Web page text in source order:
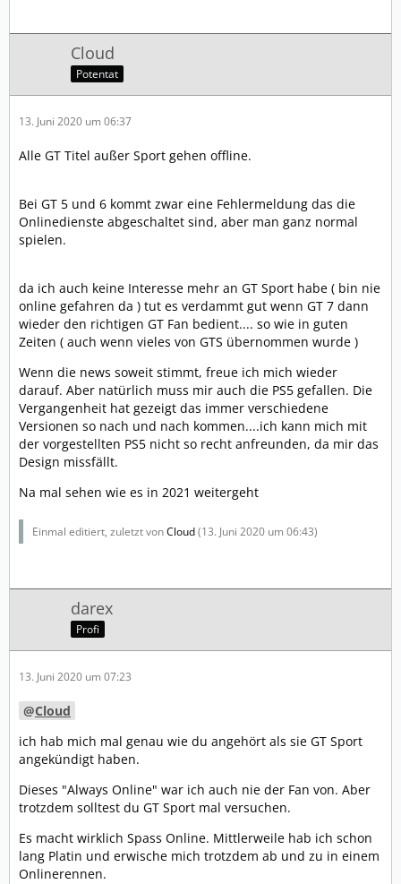
Cloud
Potentat
13. Juni 2020 um 06:37
Alle GT Titel außer Sport gehen offline.
Bei GT 5 und 6 kommt zwar eine Fehlermeldung das die
Onlinedienste abgeschaltet sind, aber man ganz normal
spielen.
da ich auch keine Interesse mehr an GT Sport habe ( bin nie
online gefahren da ) tut es verdammt gut wenn GT 7 dann
wieder den richtigen GT Fan bedient.... so wie in guten
Zeiten ( auch wenn vieles von GTS übernommen wurde )
Wenn die news soweit stimmt, freue ich mich wieder
darauf. Aber natürlich muss mir auch die PS5 gefallen. Die
Vergangenheit hat gezeigt das immer verschiedene
Versionen so nach und nach kommen....ich kann mich mit
der vorgestellten PS5 nicht so recht anfreunden, da mir das
Design missfällt.
Na mal sehen wie es in 2021 weitergeht
Einmal editiert, zuletzt vonCloud(13. Juni 2020 um 06:43)
darex
Profi
13. Juni 2020 um 07:23
Cloud
ich hab mich mal genau wie du angehört als sie GT Sport
angekündigt haben.
Dieses "Always Online" war ich auch nie der Fan von. Aber
trotzdem solltest du GT Sport mal versuchen.
Es macht wirklich Spass Online. Mittlerweile hab ich schon
lang Platin und erwische mich trotzdem ab und zu in einem
Onlinerennen.